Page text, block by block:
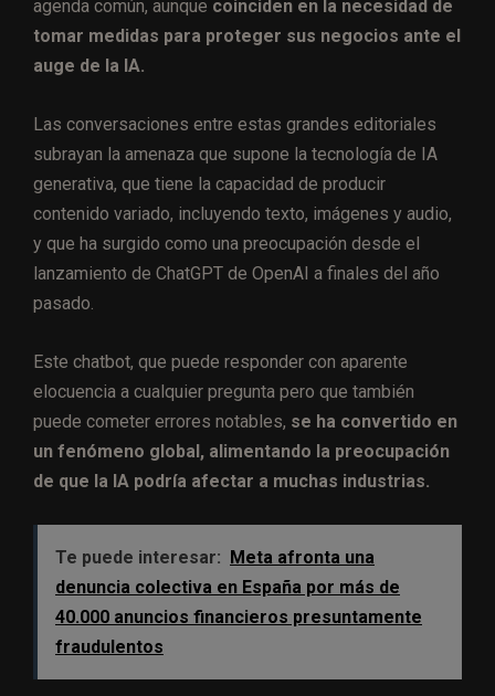
agenda común, aunque coinciden en la necesidad de
tomar medidas para proteger sus negocios ante el
auge de la IA.
Las conversaciones entre estas grandes editoriales
subrayan la amenaza que supone la tecnología de IA
generativa, que tiene la capacidad de producir
contenido variado, incluyendo texto, imágenes y audio,
y que ha surgido como una preocupación desde el
lanzamiento de ChatGPT de OpenAI a finales del año
pasado.
Este chatbot, que puede responder con aparente
elocuencia a cualquier pregunta pero que también
puede cometer errores notables, se ha convertido en
un fenómeno global, alimentando la preocupación
de que la IA podría afectar a muchas industrias.
Te puede interesar:
Meta afronta una
denuncia colectiva en España por más de
40.000 anuncios financieros presuntamente
fraudulentos